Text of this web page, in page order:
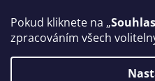
Pokud kliknete na „
zpracováním všech